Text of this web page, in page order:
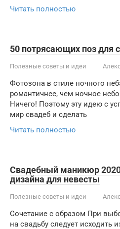
Читать полностью
50 потрясающих поз для
Полезные советы и идеи
Фотозона в стиле ночного
романтичнее, чем ночное
Ничего! Поэтому эту идею с
мир свадеб и сделать
Читать полностью
Свадебный маникюр
дизайна для невесты
Полезные советы и идеи
Сочетание с образом При
на свадьбу следует исходить